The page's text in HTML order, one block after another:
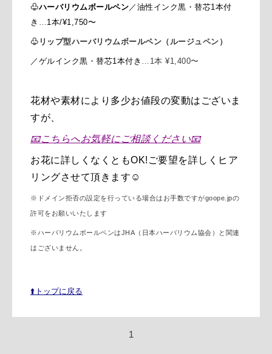
♧ハーバリウムボールペン／ 油性インク黒・替芯1本付
き …1本/¥1,750〜
♧ リップ型ハーバリウムボールペン （ルージュペン）
／ゲルインク黒・ 替芯1本付き …1本 ¥1,400〜
花材や素材により多少お値段の変動はございま
すが、
📧こちらへお気軽にご相談ください📧
お花に詳しくなくともOK! ご要望を詳しく ヒア
リングさせて頂きます☺️
※ ドメイン拒否の設定を行っている場合はお手数ですがgoope.jpの
許可をお願いいたします
※ハーバリウムボールペンはJHA（日本ハーバリウム協会）と関連
はございません。
⬆️トップに戻る
1